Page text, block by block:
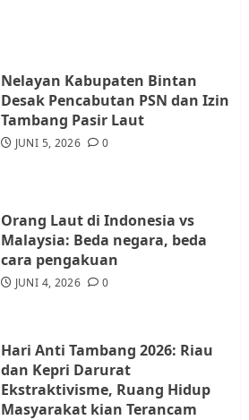
Warga Rempang Ajukan
Audiensi dengan Wali Kota
Tim Advokasi Desak BP Batam
Berhenti Merampas Tanah
Nelayan Kabupaten Bintan
Desak Pencabutan PSN dan Izin
Tambang Pasir Laut
JUNI 5, 2026 0
Orang Laut di Indonesia vs
Malaysia: Beda negara, beda
cara pengakuan
JUNI 4, 2026 0
Hari Anti Tambang 2026: Riau
dan Kepri Darurat
Ekstraktivisme, Ruang Hidup
Masyarakat kian Terancam